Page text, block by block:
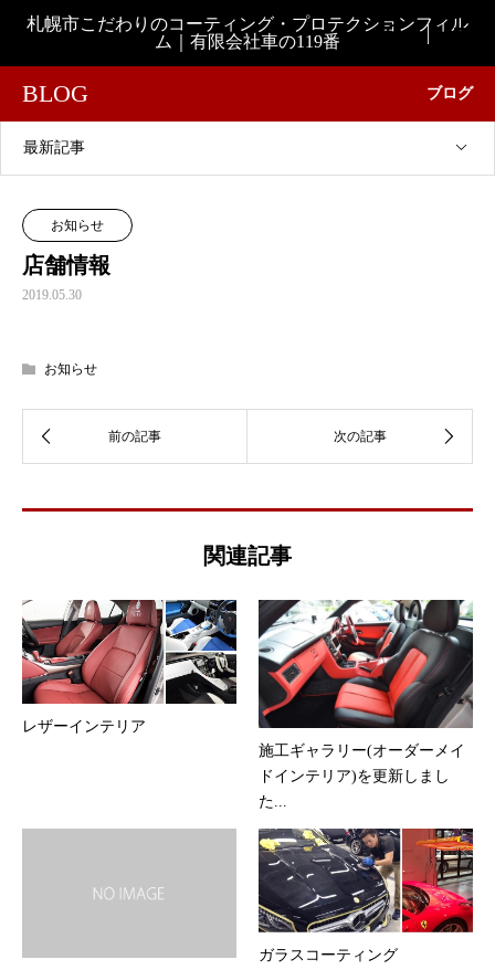
札幌市こだわりのコーティング・プロテクションフィル
ム｜有限会社車の119番

BLOG ブログ
最新記事
お知らせ
店舗情報
2019.05.30
お知らせ
関連記事
レザーインテリア
施工ギャラリー(オーダーメイ
ドインテリア)を更新しまし
た...
ガラスコーティング